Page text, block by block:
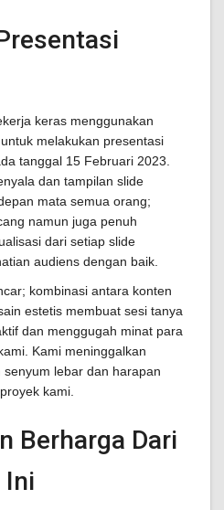
keras menggunakan
melakukan presentasi
tanggal 15 Februari 2023.
dan tampilan slide
mata semua orang;
namun juga penuh
dari setiap slide
audiens dengan baik.
kombinasi antara konten
estetis membuat sesi tanya
dan menggugah minat para
Kami meninggalkan
lebar dan harapan
kami.
Berharga Dari
Ini